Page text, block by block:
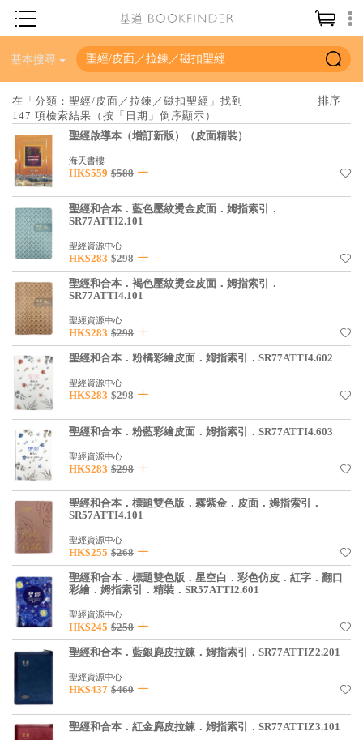
神學／教義
聖經
信仰入門
教會歷史
靈修／禱告
教會事工
分齡牧養
社會／倫理
哲學／宗教比較
見證／傳記
文藝／勵志
童書
精選影音
其他
得獎作品推介
暢銷榜
中文二手書
英文二手書
精選英文書
基道 Top 50
基本搜尋
在「分類：聖經/皮面／拉鍊／磁扣聖經」找到
147 項檢索結果（按「日期」倒序顯示）
聖經啟導本（增訂新版）（皮面精裝）
海天書樓
HK$559 $588
聖經和合本．藍色壓紋燙金皮面．姆指索引．
SR77ATTI2.101
聖經資源中心
HK$283 $298
聖經和合本．褐色壓紋燙金皮面．姆指索引．
SR77ATTI4.101
聖經資源中心
HK$283 $298
聖經和合本．粉橘彩繪皮面．姆指索引．SR77ATTI4.602
聖經資源中心
HK$283 $298
聖經和合本．粉藍彩繪皮面．姆指索引．SR77ATTI4.603
聖經資源中心
HK$283 $298
聖經和合本．標題雙色版．霧紫金．皮面．姆指索引．
SR57ATTI4.101
聖經資源中心
HK$255 $268
聖經和合本．標題雙色版．星空白．彩色仿皮．紅字．翻口
彩繪．姆指索引．精裝．SR57ATTI2.601
聖經資源中心
HK$245 $258
聖經和合本．藍銀麂皮拉鍊．姆指索引．SR77ATTIZ2.201
聖經資源中心
HK$437 $460
聖經和合本．紅金麂皮拉鍊．姆指索引．SR77ATTIZ3.101